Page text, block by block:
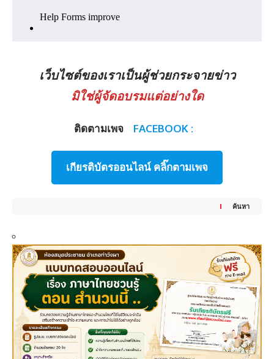
เว็บไซต์ของเราเป็นผู้ช่วยกระจายข่าว
มิใช่ผู้จัดอบรมแต่อย่างใด
ติดตามเพจ FACEBOOK :
เกียรติบัตรออนไลน์ คลิ๊กตามเพจ
ค้นหา